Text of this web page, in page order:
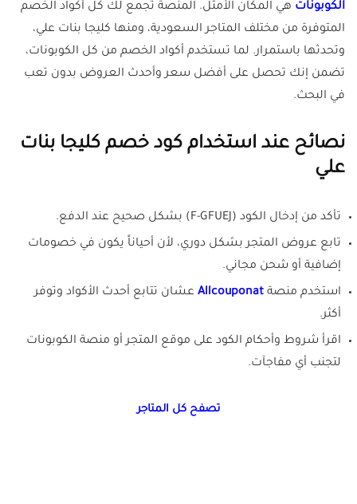
الكوبونات هي المكان الأمثل. المنصة تجمع لك كل أكواد الخصم
المتوفرة من مختلف المتاجر السعودية، ومنها كليجا بنات علي،
وتحدثها باستمرار. لما تستخدم أكواد الخصم من كل الكوبونات،
تضمن إنك تحصل على أفضل سعر وأحدث العروض بدون تعب
في البحث.
نصائح عند استخدام كود خصم كليجا بنات
علي
تأكد من إدخال الكود (F-GFUEJ) بشكل صحيح عند الدفع.
تابع عروض المتجر بشكل دوري، لأن أحياناً يكون في خصومات
إضافية أو شحن مجاني.
استخدم منصة Allcouponat عشان تتابع أحدث الأكواد وتوفر
أكثر.
اقرأ شروط وأحكام الكود على موقع المتجر أو منصة الكوبونات
لتجنب أي مفاجآت.
تصفح كل المتاجر